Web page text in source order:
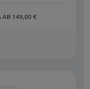
AB 149,00 €